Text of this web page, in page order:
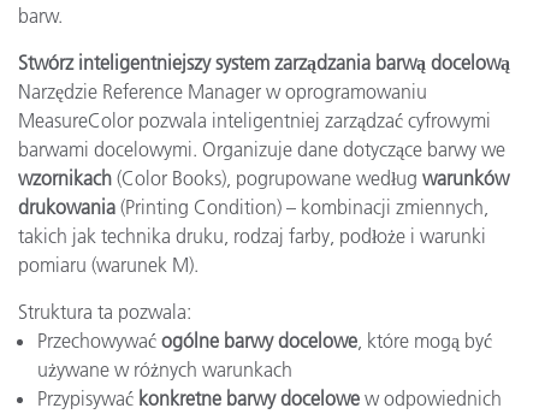
barw.
Stwórz inteligentniejszy system zarządzania barwą docelową
Narzędzie Reference Manager w oprogramowaniu
MeasureColor pozwala inteligentniej zarządzać cyfrowymi
barwami docelowymi. Organizuje dane dotyczące barwy we
wzornikach (Color Books), pogrupowane według warunków
drukowania (Printing Condition) – kombinacji zmiennych,
takich jak technika druku, rodzaj farby, podłoże i warunki
pomiaru (warunek M).
Struktura ta pozwala:
Przechowywać ogólne barwy docelowe, które mogą być
używane w różnych warunkach
Przypisywać konkretne barwy docelowe w odpowiednich